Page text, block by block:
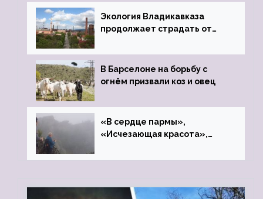
Экология Владикавказа
продолжает страдать от
В Барселоне на борьбу с
огнём призвали коз и овец
«В сердце пармы»,
«Исчезающая красота»,